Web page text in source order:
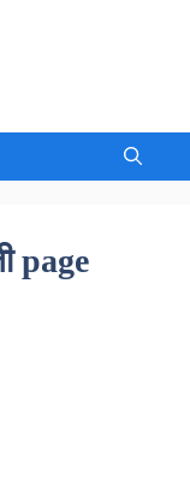
page